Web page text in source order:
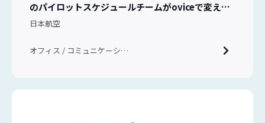
のパイロットスケジュールチームがoviceで変えた
チームコミュニケーション
日本航空
オフィス / コミュニケーショ